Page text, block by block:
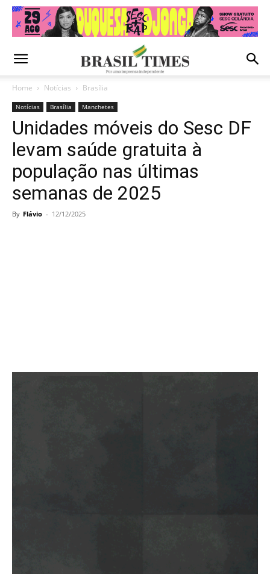
Home Notícias Brasília
Notícias Brasília Manchetes
Unidades móveis do Sesc DF
levam saúde gratuita à
população nas últimas
semanas de 2025
By Flávio - 12/12/2025